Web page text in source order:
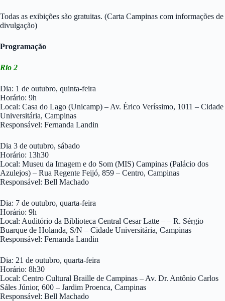
Todas as exibições são gratuitas. (Carta Campinas com informações de
divulgação)
Programação
Rio 2
Dia: 1 de outubro, quinta-feira
Horário: 9h
Local: Casa do Lago (Unicamp) – Av. Érico Veríssimo, 1011 – Cidade
Universitária, Campinas
Responsável: Fernanda Landin
Dia 3 de outubro, sábado
Horário: 13h30
Local: Museu da Imagem e do Som (MIS) Campinas (Palácio dos
Azulejos) – Rua Regente Feijó, 859 – Centro, Campinas
Responsável: Bell Machado
Dia: 7 de outubro, quarta-feira
Horário: 9h
Local: Auditório da Biblioteca Central Cesar Latte – – R. Sérgio
Buarque de Holanda, S/N – Cidade Universitária, Campinas
Responsável: Fernanda Landin
Dia: 21 de outubro, quarta-feira
Horário: 8h30
Local: Centro Cultural Braille de Campinas – Av. Dr. Antônio Carlos
Sáles Júnior, 600 – Jardim Proenca, Campinas
Responsável: Bell Machado